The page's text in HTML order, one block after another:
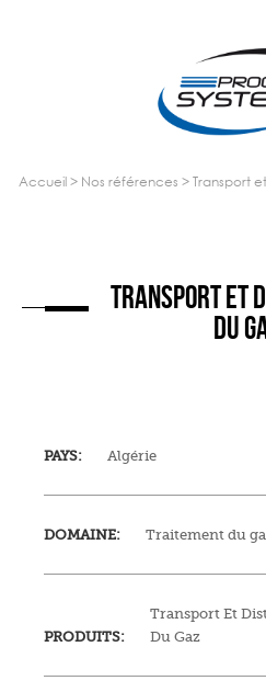
accueil> nos références > transport
TRANSPORT ET
DU
PAYS: Algérie
DOMAINE: Traitement du
PRODUITS:
Transport Et
Du Gaz